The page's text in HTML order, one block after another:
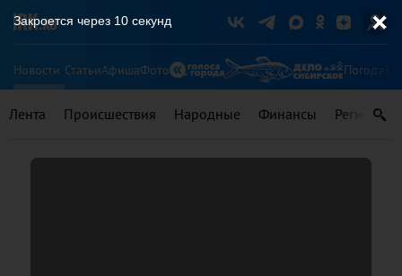
Новости СтатьиАфишаФото Погода
Лента Происшествия Народные Финансы Регионы
Закроется через 9секунд